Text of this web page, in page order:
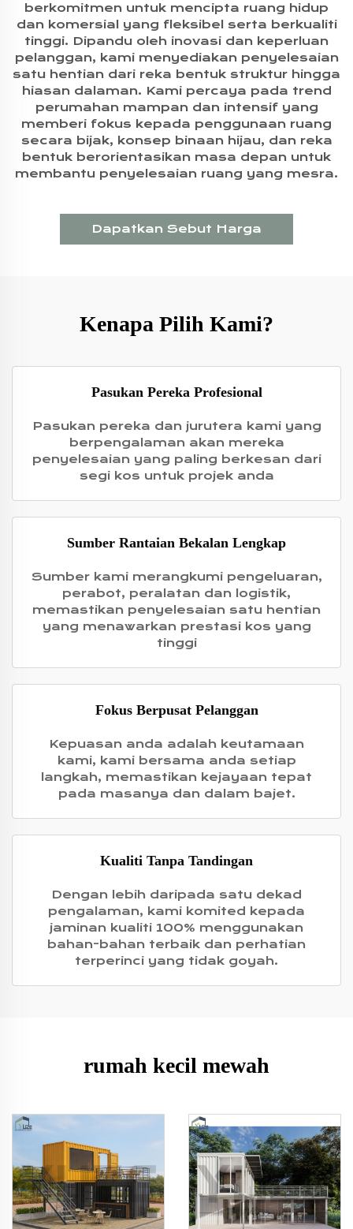
berkomitmen untuk mencipta ruang hidup
dan komersial yang fleksibel serta berkualiti
tinggi. Dipandu oleh inovasi dan keperluan
pelanggan, kami menyediakan penyelesaian
satu hentian dari reka bentuk struktur hingga
hiasan dalaman. Kami percaya pada trend
perumahan mampan dan intensif yang
memberi fokus kepada penggunaan ruang
secara bijak, konsep binaan hijau, dan reka
bentuk berorientasikan masa depan untuk
membantu penyelesaian ruang yang mesra.
Dapatkan Sebut Harga
Kenapa Pilih Kami?
Pasukan Pereka Profesional
Pasukan pereka dan jurutera kami yang
berpengalaman akan mereka
penyelesaian yang paling berkesan dari
segi kos untuk projek anda
Sumber Rantaian Bekalan Lengkap
Sumber kami merangkumi pengeluaran,
perabot, peralatan dan logistik,
memastikan penyelesaian satu hentian
yang menawarkan prestasi kos yang
tinggi
Fokus Berpusat Pelanggan
Kepuasan anda adalah keutamaan
kami, kami bersama anda setiap
langkah, memastikan kejayaan tepat
pada masanya dan dalam bajet.
Kualiti Tanpa Tandingan
Dengan lebih daripada satu dekad
pengalaman, kami komited kepada
jaminan kualiti 100% menggunakan
bahan-bahan terbaik dan perhatian
terperinci yang tidak goyah.
rumah kecil mewah